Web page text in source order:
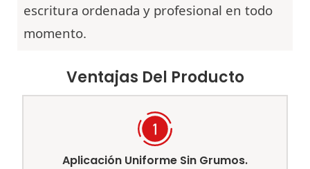
escritura ordenada y profesional en todo
momento.
Ventajas Del Producto
Aplicación Uniforme Sin Grumos.